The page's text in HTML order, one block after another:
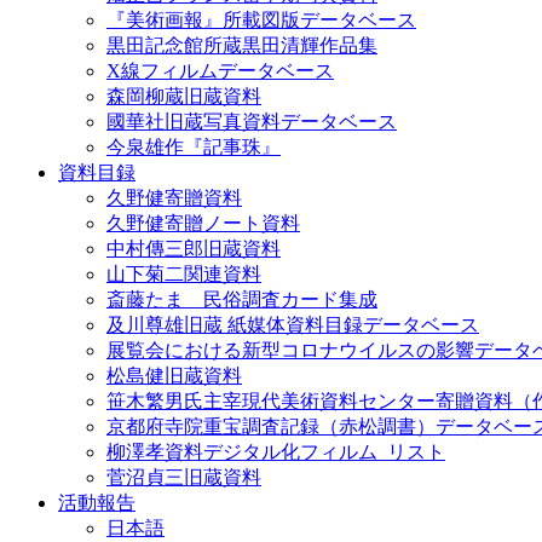
『美術画報』所載図版データベース
黒田記念館所蔵黒田清輝作品集
X線フィルムデータベース
森岡柳蔵旧蔵資料
國華社旧蔵写真資料データベース
今泉雄作『記事珠』
資料目録
久野健寄贈資料
久野健寄贈ノート資料
中村傳三郎旧蔵資料
山下菊二関連資料
斎藤たま 民俗調査カード集成
及川尊雄旧蔵 紙媒体資料目録データベース
展覧会における新型コロナウイルスの影響データ
松島健旧蔵資料
笹木繁男氏主宰現代美術資料センター寄贈資料（
京都府寺院重宝調査記録（赤松調書）データベー
柳澤孝資料デジタル化フィルム_リスト
菅沼貞三旧蔵資料
活動報告
日本語